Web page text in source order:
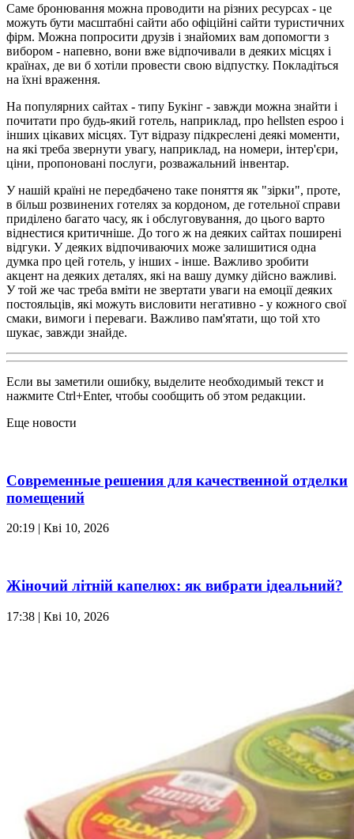
Саме бронювання можна проводити на різних ресурсах - це
можуть бути масштабні сайти або офіційні сайти туристичних
фірм. Можна попросити друзів і знайомих вам допомогти з
вибором - напевно, вони вже відпочивали в деяких місцях і
країнах, де ви б хотіли провести свою відпустку. Покладіться
на їхні враження.
На популярних сайтах - типу Букінг - завжди можна знайти і
почитати про будь-який готель, наприклад, про hellsten espoo і
інших цікавих місцях. Тут відразу підкреслені деякі моменти,
на які треба звернути увагу, наприклад, на номери, інтер'єри,
ціни, пропоновані послуги, розважальний інвентар.
У нашій країні не передбачено таке поняття як "зірки", проте,
в більш розвинених готелях за кордоном, де готельної справи
приділено багато часу, як і обслуговування, до цього варто
віднестися критичніше. До того ж на деяких сайтах поширені
відгуки. У деяких відпочиваючих може залишитися одна
думка про цей готель, у інших - інше. Важливо зробити
акцент на деяких деталях, які на вашу думку дійсно важливі.
У той же час треба вміти не звертати уваги на емоції деяких
постояльців, які можуть висловити негативно - у кожного свої
смаки, вимоги і переваги. Важливо пам'ятати, що той хто
шукає, завжди знайде.
Если вы заметили ошибку, выделите необходимый текст и
нажмите Ctrl+Enter, чтобы сообщить об этом редакции.
Еще новости
Современные решения для качественной отделки
помещений
20:19 | Кві 10, 2026
Жіночий літній капелюх: як вибрати ідеальний?
17:38 | Кві 10, 2026